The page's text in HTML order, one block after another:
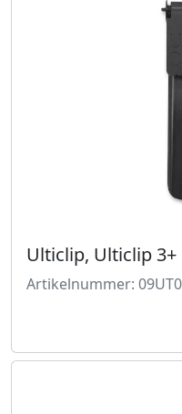
Ulticlip, Ulticlip 3+
Artikelnummer: